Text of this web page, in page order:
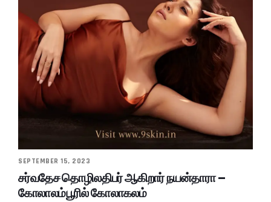
SEPTEMBER 15, 2023
சர்வதேச தொழிலதிபர் ஆகிறார் நயன்தாரா –
கோலாலம்பூரில் கோலாகலம்